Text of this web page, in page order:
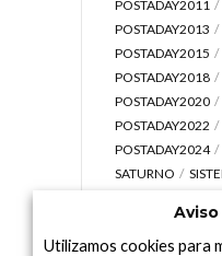
POSTADAY2011
POSTADAY2013
POSTADAY2015
POSTADAY2018
POSTADAY2020
POSTADAY2022
POSTADAY2024
SATURNO
UNIVERSO
Utilizamos cookies para